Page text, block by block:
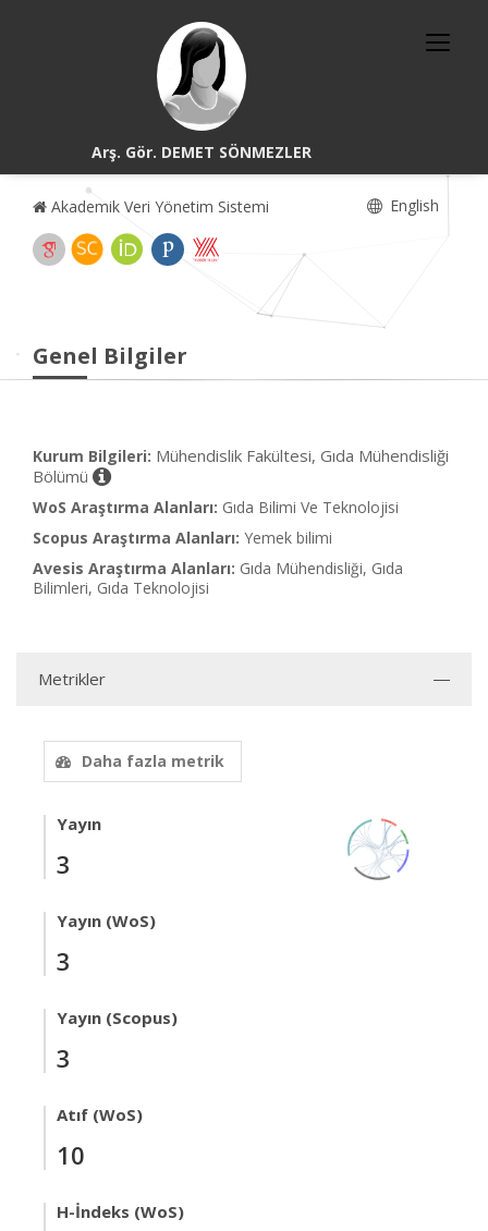
Arş. Gör. DEMET SÖNMEZLER
Akademik Veri Yönetim Sistemi English
Genel Bilgiler
Kurum Bilgileri: Mühendislik Fakültesi, Gıda Mühendisliği
Bölümü
WoS Araştırma Alanları: Gıda Bilimi Ve Teknolojisi
Scopus Araştırma Alanları: Yemek bilimi
Avesis Araştırma Alanları: Gıda Mühendisliği, Gıda
Bilimleri, Gıda Teknolojisi
Metrikler
Daha fazla metrik
Yayın
3
Yayın (WoS)
3
Yayın (Scopus)
3
Atıf (WoS)
10
H-İndeks (WoS)